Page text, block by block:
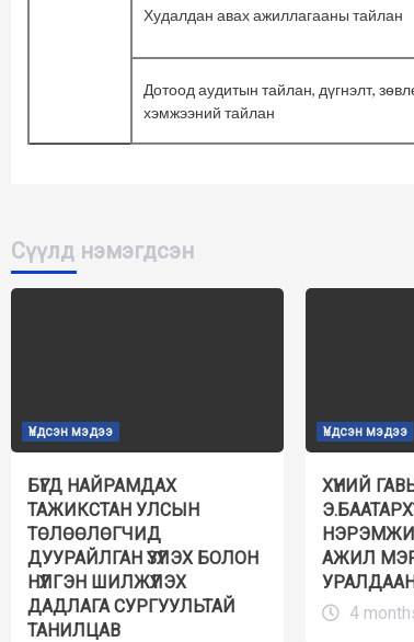
Худалдан авах ажиллагааны тайлан
Дотоод аудитын тайлан, дүгнэлт,
хэмжээний тайлан
Сүүлд нэмэгдсэн
Үндсэн мэдээ
БҮГД НАЙРАМДАХ
ТАЖИКСТАН УЛСЫН
ТӨЛӨӨЛӨГЧИД
ДУУРАЙЛГАН ҮЗҮҮЛЭХ БОЛОН
НҮҮЛГЭН ШИЛЖҮҮЛЭХ
ДАДЛАГА СУРГУУЛЬТАЙ
ТАНИЛЦАВ
Үндсэн мэдээ
ХҮНИЙ
АЖИЛ
4